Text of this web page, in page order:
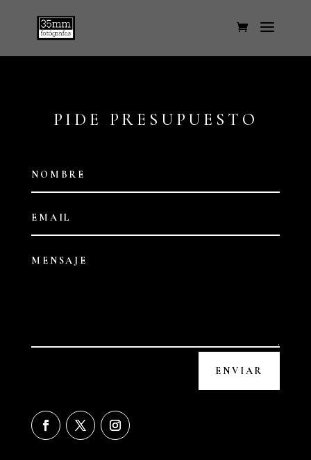
PIDE PRESUPUESTO
ENVIAR